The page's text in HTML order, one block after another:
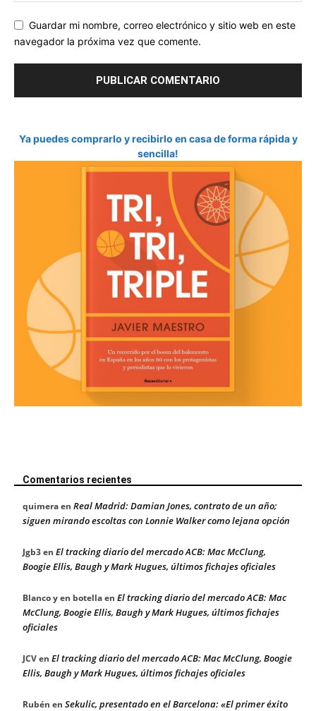
Guardar mi nombre, correo electrónico y sitio web en este
navegador la próxima vez que comente.
Ya puedes comprarlo y recibirlo en casa de forma rápida y
sencilla!
Comentarios recientes
quimeraen Real Madrid: Damian Jones, contrato de un año;
siguen mirando escoltas con Lonnie Walker como lejana opción
Jgb3en El tracking diario del mercado ACB: Mac McClung,
Boogie Ellis, Baugh y Mark Hugues, últimos fichajes oficiales
Blanco y en botellaen El tracking diario del mercado ACB: Mac
McClung, Boogie Ellis, Baugh y Mark Hugues, últimos fichajes
oficiales
JCVen El tracking diario del mercado ACB: Mac McClung, Boogie
Ellis, Baugh y Mark Hugues, últimos fichajes oficiales
Rubén en Sekulic, presentado en el Barcelona: «El primer éxito